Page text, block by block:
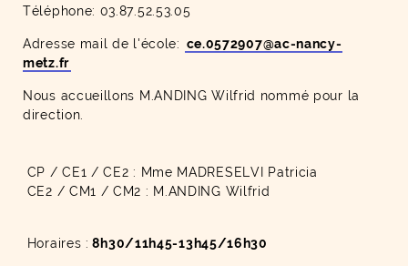
Téléphone: 03.87.52.53.05
Adresse mail de l'école: ce.0572907@ac-nancy-
metz.fr
Nous accueillons M.ANDING Wilfrid nommé pour la
direction.
CP / CE1 / CE2 : Mme MADRESELVI Patricia
CE2 / CM1 / CM2 : M.ANDING Wilfrid
Horaires : 8h30/11h45-13h45/16h30